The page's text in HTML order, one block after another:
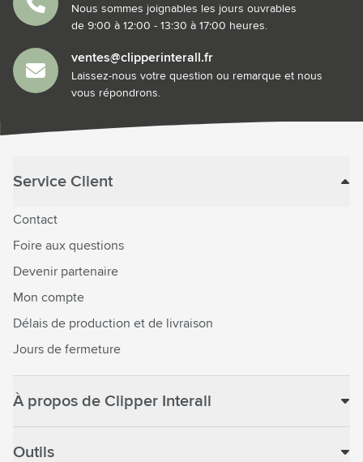
Nous sommes joignables les jours ouvrables
de 9:00 à 12:00 - 13:30 à 17:00 heures.
ventes@clipperinterall.fr
Laissez-nous votre question ou remarque et nous
vous répondrons.
Service Client
Contact
Foire aux questions
Devenir partenaire
Mon compte
Délais de production et de livraison
Jours de fermeture
À propos de Clipper Interall
Outils